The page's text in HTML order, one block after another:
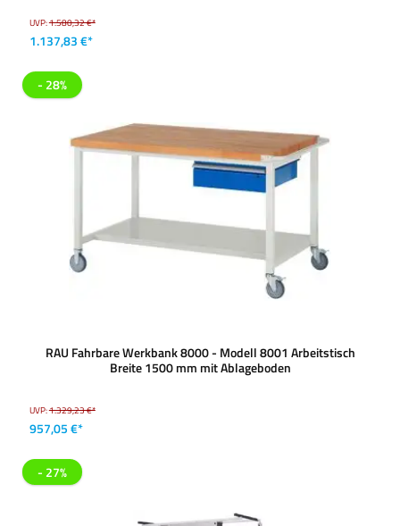
UVP:1.580,32 €*
1.137,83 €*
- 28%
RAU Fahrbare Werkbank 8000 - Modell 8001 Arbeitstisch
Breite 1500 mm mit Ablageboden
UVP:1.329,23 €*
957,05 €*
- 27%